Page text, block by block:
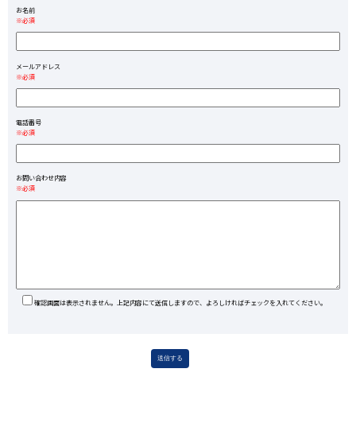
お名前
※必須
メールアドレス
※必須
電話番号
※必須
お問い合わせ内容
※必須
確認画面は表示されません。上記内容にて送信しますので、よろしければチェックを入れてください。